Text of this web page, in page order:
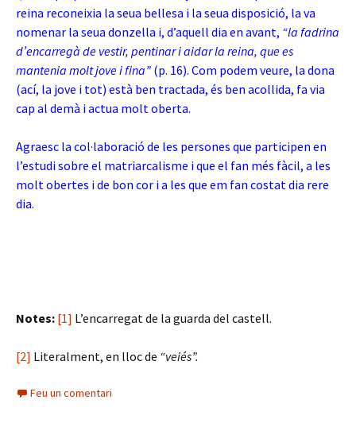
reina reconeixia la seua bellesa i la seua disposició, la va
nomenar la seua donzella i, d’aquell dia en avant, “la fadrina
d’encarregà de vestir, pentinar i aidar la reina, que es
mantenia molt jove i fina” (p. 16). Com podem veure, la dona
(ací, la jove i tot) està ben tractada, és ben acollida, fa via
cap al demà i actua molt oberta.
Agraesc la col·laboració de les persones que participen en
l’estudi sobre el matriarcalisme i que el fan més fàcil, a les
molt obertes i de bon cor i a les que em fan costat dia rere
dia.
Notes: [1] L’encarregat de la guarda del castell.
[2] Literalment, en lloc de “veiés”.
Feu un comentari